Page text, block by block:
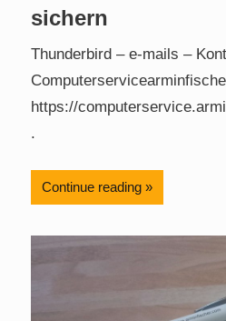
sichern
Thunderbird – e-mails –
https://
.
Continue reading